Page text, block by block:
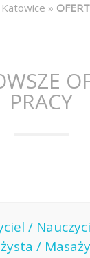
Katowice »
PRACY
/
/